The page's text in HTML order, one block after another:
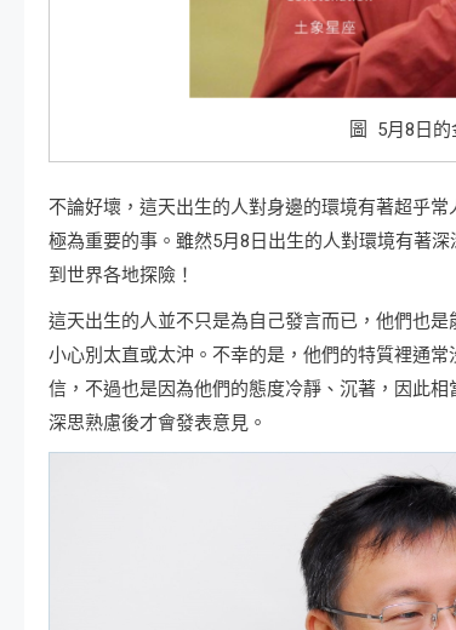
圖 5月8日
不論好壞，這天出生的人對身邊的環境有著超乎
極為重要的事。雖然5月8日出生的人對環境有著
到世界各地探險！
這天出生的人並不只是為自己發言而已，他們也
小心別太直或太沖。不幸的是，他們的特質裡通
信，不過也是因為他們的態度冷靜、沉著，因此
深思熟慮後才會發表意見。